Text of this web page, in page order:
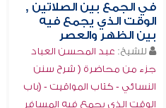
في الجمع بين الصلاتين ,
الوقت الذي يجمع فيه
بين الظهر والعصر
للشيخ: عبد المحسن العباد
جزء من محاضرة ( شرح سنن
النسائي - كتاب المواقيت - (باب
الوقت الذي يجمع فيه المسافر